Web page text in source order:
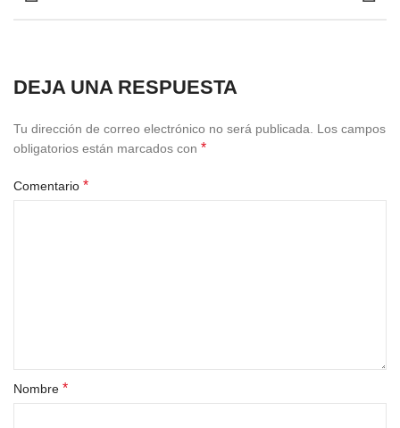
DEJA UNA RESPUESTA
Tu dirección de correo electrónico no será publicada.
Los campos
obligatorios están marcados con *
Comentario *
Nombre *